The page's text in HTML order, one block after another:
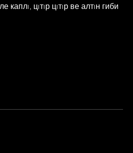
цıтıр цıтıр ве алтıн гиби